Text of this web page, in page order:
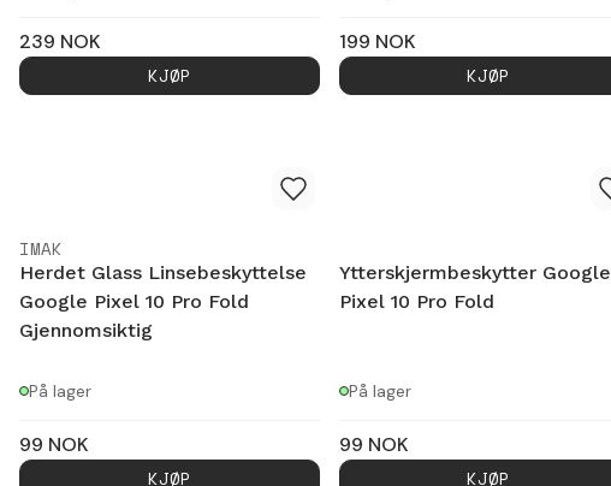
239 NOK
KJØP
199 NOK
KJØP
IMAK
Herdet Glass Linsebeskyttelse
Google Pixel 10 Pro Fold
Gjennomsiktig
På lager
99 NOK
KJØP
Ytterskjermbeskytter Google
Pixel 10 Pro Fold
På lager
99 NOK
KJØP